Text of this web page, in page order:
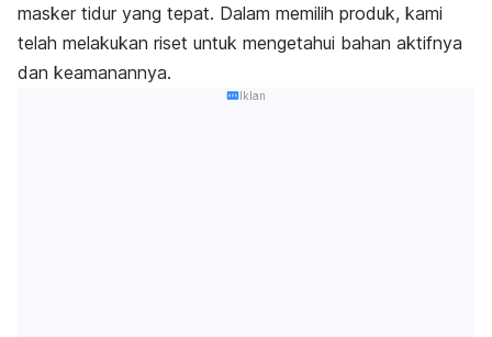
masker tidur yang tepat. Dalam memilih produk, kami
telah melakukan riset untuk mengetahui bahan aktifnya
dan keamanannya.
Iklan